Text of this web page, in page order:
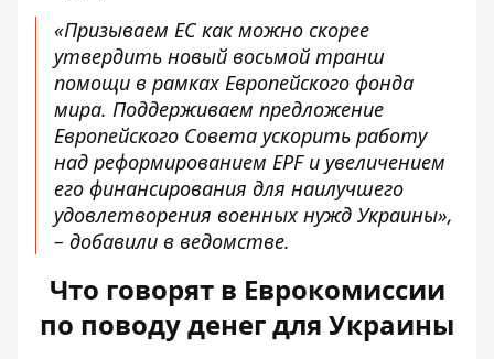
«Призываем ЕС как можно скорее
утвердить новый восьмой транш
помощи в рамках Европейского фонда
мира. Поддерживаем предложение
Европейского Совета ускорить работу
над реформированием EPF и увеличением
его финансирования для наилучшего
удовлетворения военных нужд Украины»,
– добавили в ведомстве.
Что говорят в Еврокомиссии
по поводу денег для Украины